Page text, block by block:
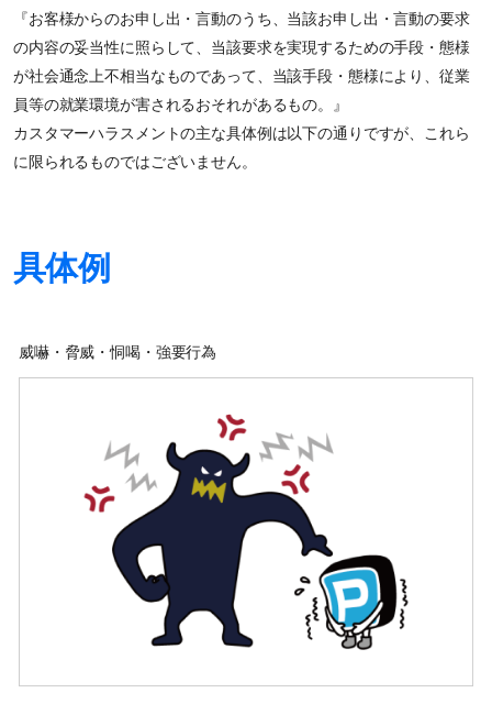
『お客様からのお申し出・言動のうち、当該お申し出・言動の要求
の内容の妥当性に照らして、当該要求を実現するための手段・態様
が社会通念上不相当なものであって、当該手段・態様により、従業
員等の就業環境が害されるおそれがあるもの。』
カスタマーハラスメントの主な具体例は以下の通りですが、これら
に限られるものではございません。
具体例
威嚇・脅威・恫喝・強要行為